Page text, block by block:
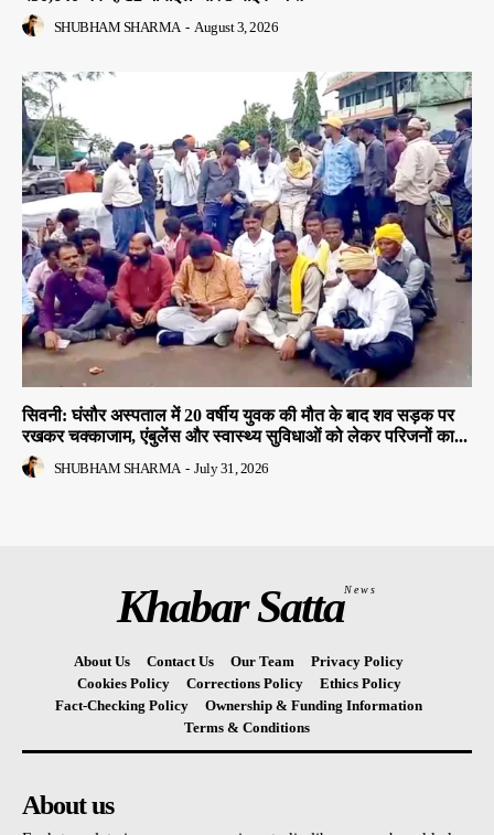
SHUBHAM SHARMA - August 3, 2026
सिवनी: घंसौर अस्पताल में 20 वर्षीय युवक की मौत के बाद शव सड़क पर
रखकर चक्काजाम, एंबुलेंस और स्वास्थ्य सुविधाओं को लेकर परिजनों का...
SHUBHAM SHARMA - July 31, 2026
Khabar SattaNews
About Us Contact Us Our Team
Privacy Policy
Cookies Policy
Corrections Policy
Ethics Policy
Fact-Checking Policy
Ownership & Funding Information
Terms & Conditions
About us